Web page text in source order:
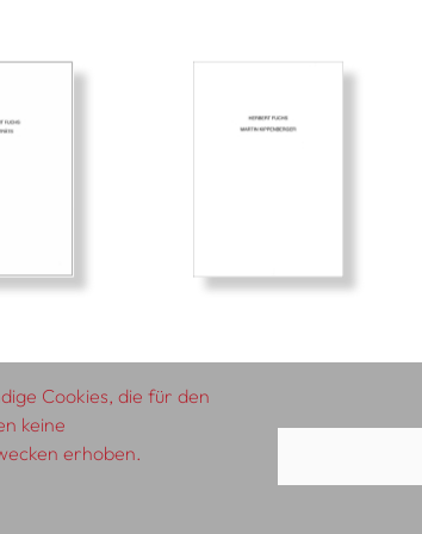
Cookies, die für den
keine
erhoben.